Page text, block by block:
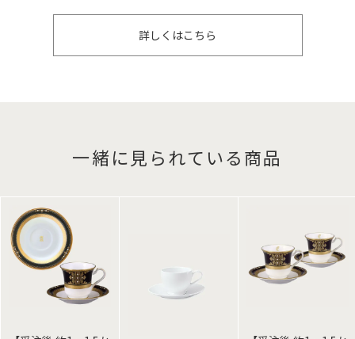
詳しくはこちら
一緒に見られている商品